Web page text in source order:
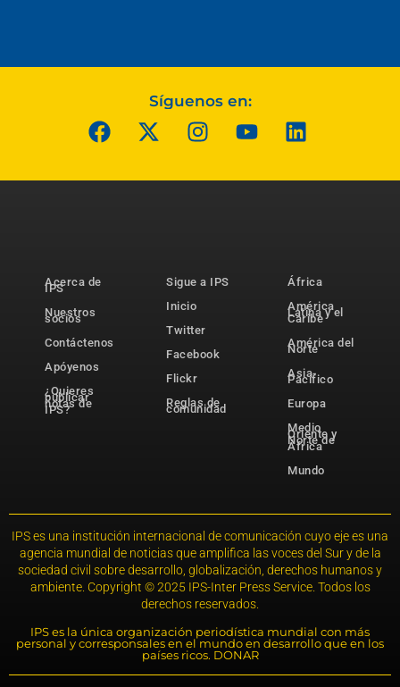
Síguenos en:
Acerca de
IPS
Nuestros
socios
Contáctenos
Apóyenos
¿Quieres
publicar
notas de
IPS?
Sigue a IPS
Inicio
Twitter
Facebook
Flickr
Reglas de
comunidad
África
América
Latina y el
Caribe
América del
Norte
Asia-
Pacífico
Europa
Medio
Oriente y
Norte de
África
Mundo
IPS es una institución internacional de comunicación cuyo eje es una
agencia mundial de noticias que amplifica las voces del Sur y de la
sociedad civil sobre desarrollo, globalización, derechos humanos y
ambiente. Copyright © 2025 IPS-Inter Press Service. Todos los
derechos reservados.
IPS es la única organización periodística mundial con más
personal y corresponsales en el mundo en desarrollo que en los
países ricos. DONAR